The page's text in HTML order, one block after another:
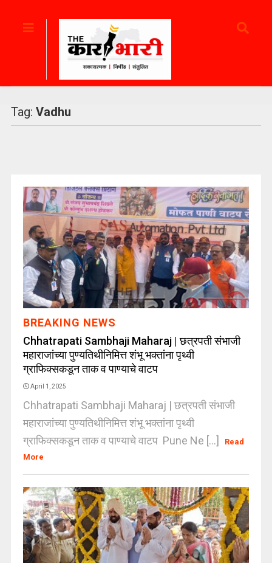
Tag: Vadhu
BREAKING NEWS
Chhatrapati Sambhaji Maharaj | छत्रपती संभाजी
महाराजांच्या पुण्यतिथीनिमित्त शंभू भक्तांना पृथ्वी
ग्राफिक्सकडून ताक व पाण्याचे वाटप
April 1, 2025
Chhatrapati Sambhaji Maharaj | छत्रपती संभाजी
महाराजांच्या पुण्यतिथीनिमित्त शंभू भक्तांना पृथ्वी
ग्राफिक्सकडून ताक व पाण्याचे वाटप ​Pune Ne [...]
Read
More